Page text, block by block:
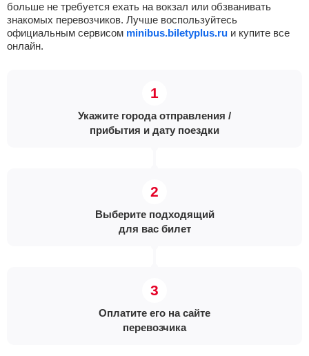
больше не требуется ехать на вокзал или обзванивать
знакомых перевозчиков. Лучше воспользуйтесь
официальным сервисом minibus.biletyplus.ru и купите все
онлайн.
Укажите города отправления /
прибытия и дату поездки
Выберите подходящий
для вас билет
Оплатите его на сайте
перевозчика